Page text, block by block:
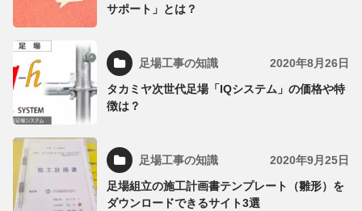
サポート」とは？
足場工事の知識 2020年8月26日
タカミヤ次世代足場「IQシステム」の価格や特
徴は？
足場工事の知識 2020年9月25日
足場組立の施工計画書テンプレート（雛形）を
ダウンロードできるサイト3選